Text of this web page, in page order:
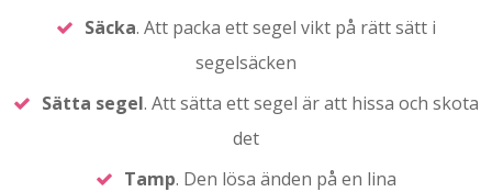
Säcka. Att packa ett segel vikt på rätt sätt i
segelsäcken
Sätta segel. Att sätta ett segel är att hissa och skota
det
Tamp. Den lösa änden på en lina